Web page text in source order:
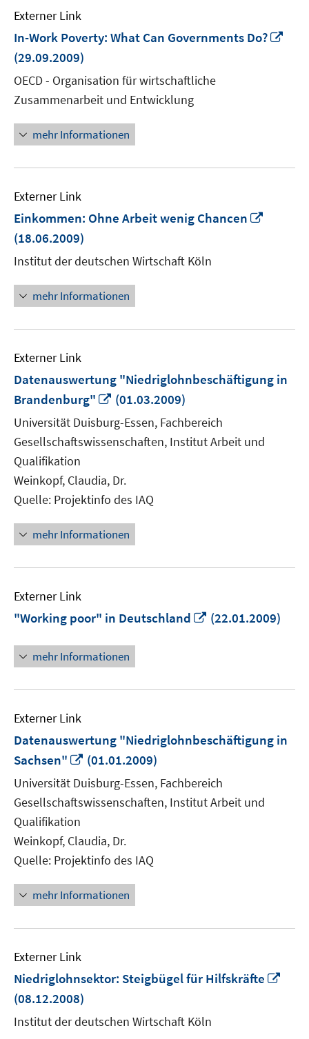
Externer Link
In-Work Poverty: What Can Governments Do?
(29.09.2009)
OECD - Organisation für wirtschaftliche
Zusammenarbeit und Entwicklung
mehr Informationen
Externer Link
Einkommen: Ohne Arbeit wenig Chancen
(18.06.2009)
Institut der deutschen Wirtschaft Köln
mehr Informationen
Externer Link
Datenauswertung "Niedriglohnbeschäftigung in
Brandenburg"
In
Fenster
öffnen
(01.03.2009)
Universität Duisburg-Essen, Fachbereich
Gesellschaftswissenschaften, Institut Arbeit und
Qualifikation
Weinkopf, Claudia, Dr.
Quelle: Projektinfo des IAQ
mehr Informationen
Externer Link
"Working poor" in Deutschland
In
(22.01.2009)
mehr Informationen
Externer Link
Datenauswertung "Niedriglohnbeschäftigung in
Sachsen"
In
neuem
Fenster
öffnen
(01.01.2009)
Universität Duisburg-Essen, Fachbereich
Gesellschaftswissenschaften, Institut Arbeit und
Qualifikation
Weinkopf, Claudia, Dr.
Quelle: Projektinfo des IAQ
mehr Informationen
Externer Link
Niedriglohnsektor: Steigbügel für Hilfskräfte
(08.12.2008)
Institut der deutschen Wirtschaft Köln